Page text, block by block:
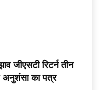
जीएसटी रिटर्न तीन
अनुशंसा का पत्र